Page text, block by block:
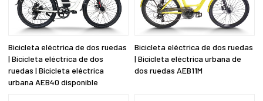
Bicicleta eléctrica de dos ruedas
| Bicicleta eléctrica de dos
ruedas | Bicicleta eléctrica
urbana AEB40 disponible
Bicicleta eléctrica de dos ruedas
| Bicicleta eléctrica urbana de
dos ruedas AEB11M